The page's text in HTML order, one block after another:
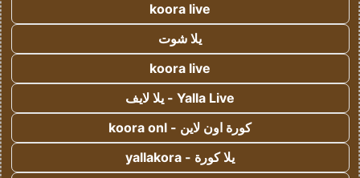
koora live
يلا شوت
koora live
Yalla Live - يلا لايف
كورة اون لاين - koora onl
يلا كورة - yallakora